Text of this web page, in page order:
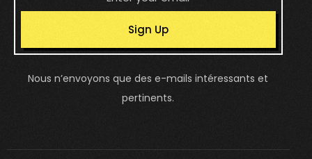
Sign Up
Nous n’envoyons que des e-mails intéressants et
pertinents.